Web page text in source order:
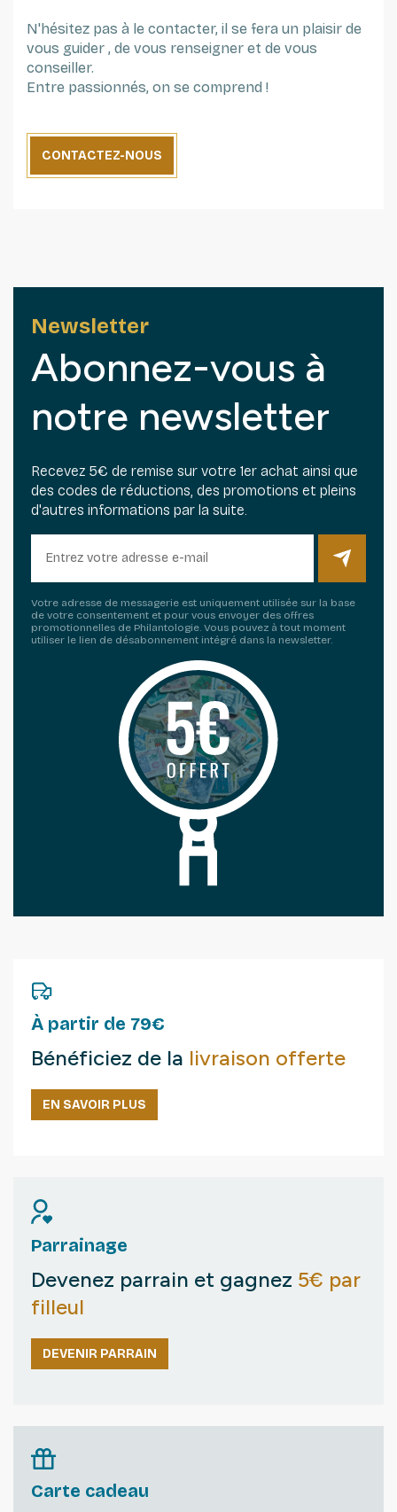
N'hésitez pas à le contacter, il se fera un plaisir de
vous guider , de vous renseigner et de vous
conseiller.
Entre passionnés, on se comprend !
CONTACTEZ-NOUS
Newsletter
Abonnez-vous à
notre newsletter
Recevez 5€ de remise sur votre 1er achat ainsi que
des codes de réductions, des promotions et pleins
d'autres informations par la suite.
Votre adresse de messagerie est uniquement utilisée sur la base
de votre consentement et pour vous envoyer des offres
promotionnelles de Philantologie. Vous pouvez à tout moment
utiliser le lien de désabonnement intégré dans la newsletter.
À partir de 79€
Bénéficiez de la livraison offerte
EN SAVOIR PLUS
Parrainage
Devenez parrain et gagnez 5€ par
filleul
DEVENIR PARRAIN
Carte cadeau